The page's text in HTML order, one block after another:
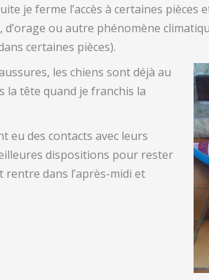
je ferme l’accès à certaines pièces
ou autre phénomène
certaines pièces).
les chiens sont déjà au
la tête quand je franchis la
eu des contacts avec leurs
dispositions pour rester
dans l’après-midi et